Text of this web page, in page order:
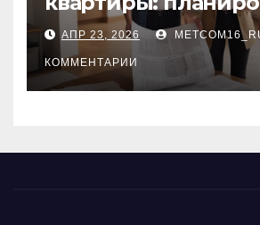
состояние жилья и
проверка
АПР 23, 2026
КОММЕНТАРИИ